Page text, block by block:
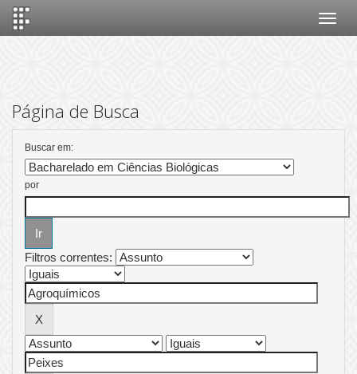
Página de Busca
Buscar em:
por
Filtros correntes: